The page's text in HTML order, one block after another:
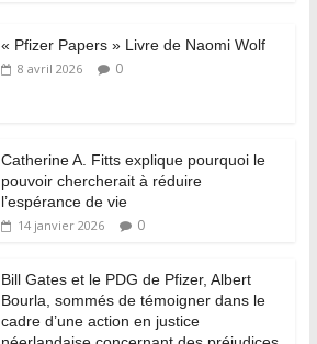
« Pfizer Papers » Livre de Naomi Wolf
8 avril 2026 0
Catherine A. Fitts explique pourquoi le
pouvoir chercherait à réduire
l’espérance de vie
14 janvier 2026 0
Bill Gates et le PDG de Pfizer, Albert
Bourla, sommés de témoigner dans le
cadre d’une action en justice